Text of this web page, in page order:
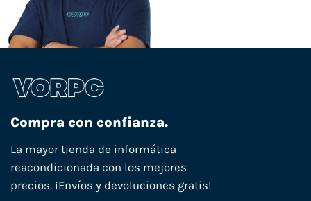
Compra con confianza.
La mayor tienda de informática
reacondicionada con los mejores
precios. ¡Envíos y devoluciones gratis!